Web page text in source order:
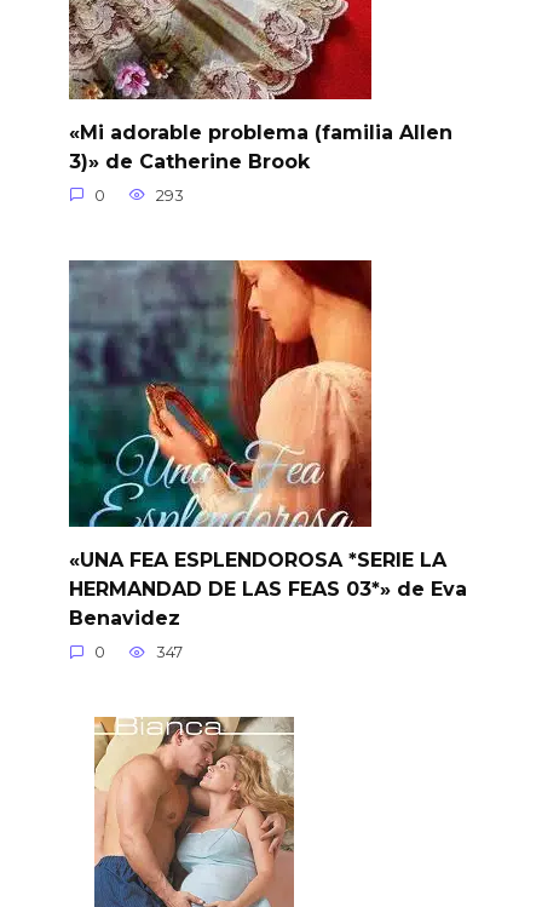
«Mi adorable problema (familia Allen
3)» de Catherine Brook
0 293
«UNA FEA ESPLENDOROSA *SERIE LA
HERMANDAD DE LAS FEAS 03*» de Eva
Benavidez
0 347